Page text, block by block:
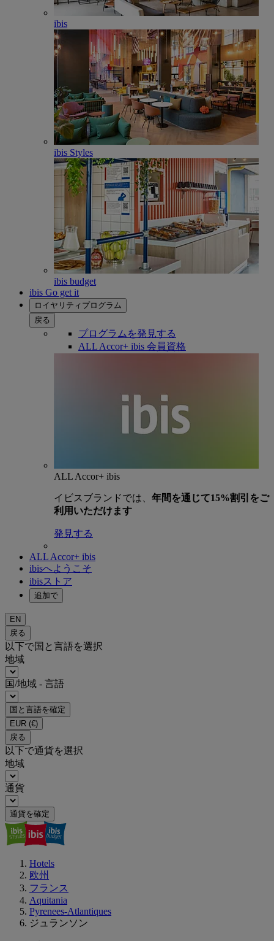
ibis
ibis Styles
ibis budget
ibis Go get it
ロイヤリティプログラム
戻る
プログラムを発見する
ALL Accor+ ibis 会員資格
ALL Accor+ ibis
イビスブランドでは、 年間を通じて15%割引をご
利用いただけます
発見する
ALL Accor+ ibis
ibisへようこそ
ibisストア
追加で
EN
戻る
以下で国と言語を選択
地域
国/地域 - 言語
国と言語を確定
EUR (€)
戻る
以下で通貨を選択
地域
通貨
通貨を確定
Hotels
欧州
フランス
Aquitania
Pyrenees-Atlantiques
ジュランソン